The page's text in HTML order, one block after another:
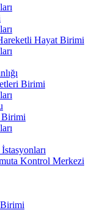
Hayat Birimi
Birimi
Birimi
Kontrol Merkezi